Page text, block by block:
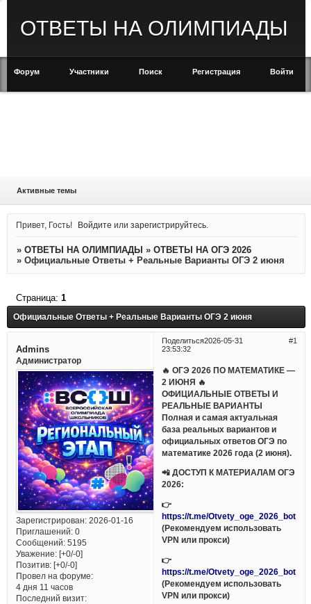
ОТВЕТЫ НА ОЛИМПИАДЫ
Форум Участники Поиск Регистрация Войти
Активные темы
Привет, Гость! Войдите илизарегистрируйтесь
» ОТВЕТЫ НА ОЛИМПИАДЫ » ОТВЕТЫ НА ОГЭ 2026
» Официальные Ответы + Реальные Варианты ОГЭ 2 июня
Официальные Ответы + Реальные Варианты ОГЭ 2 июня
Страница: 1
Поделиться 1
2026-05-31
23:53:32
Admins
Администратор
Зарегистрирован: 2026-01-16
Приглашений:0
Сообщений:5195
Уважение: [+0/-0]
Позитив: [+0/-0]
Провел на форуме:
4 дня 11 часов
Последний визит:
🔥 ОГЭ 2026 ПО МАТЕМАТИКЕ —
2 ИЮНЯ 🔥
ОФИЦИАЛЬНЫЕ ОТВЕТЫ И
РЕАЛЬНЫЕ ВАРИАНТЫ
Полная и самая актуальная
база реальных вариантов и
официальных ответов ОГЭ по
математике 2026 года (2 июня).
📲 ДОСТУП К МАТЕРИАЛАМ ОГЭ
2026:
👉
https://t.me/Otvety_oge_2026_bot
(Рекомендуем использовать
VPN или прокси)
👉
https://t.me/Otvety_oge_2026_bot
(Рекомендуем использовать
VPN или прокси)